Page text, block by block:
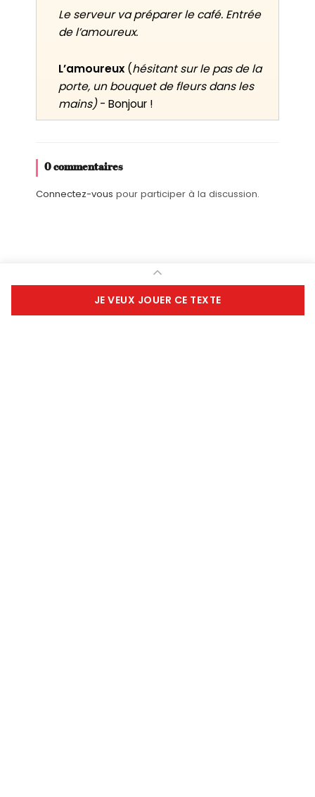
Le serveur va préparer le café. Entrée
de l’amoureux.
L’amoureux (hésitant sur le pas de la
porte, un bouquet de fleurs dans les
mains)- Bonjour !
Le serveur porte le café au voyageur
Alors nous disons : un
café... 5, trois sucres... plus 2, grande
tasse... plus... pas de petit biscuit...
moins... je retiens... et 3 qui font 10. 2
0 commentaires
Connectez-vous pour participer à la discussion.
JE VEUX JOUER CE TEXTElibrairie théâtrale